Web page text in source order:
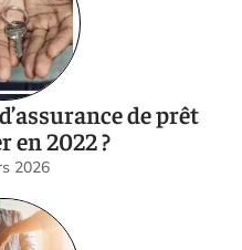
de prêt
2022 ?
2026